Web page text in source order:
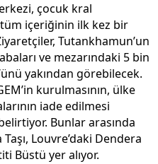
çocuk kral
tüm içeriğinin ilk kez bir
Tutankhamun’un
ve mezarındaki 5 bin
yakından görebilecek.
kurulmasının, ülke
iade edilmesi
Bunlar arasında
Louvre’daki Dendera
Büstü yer alıyor.